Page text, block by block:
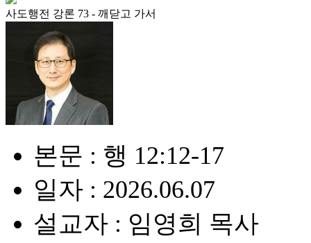
사도행전 강론 73 - 깨닫고 가서
본문 : 행 12:12-17
일자 : 2026.06.07
설교자 : 임영희 목사